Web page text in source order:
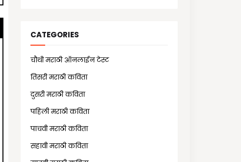
CATEGORIES
चौथी मराठी ऑनलाईन टेस्ट
तिसरी मराठी कविता
दुसरी मराठी कविता
पहिली मराठी कविता
पाचवी मराठी कविता
सहावी मराठी कविता